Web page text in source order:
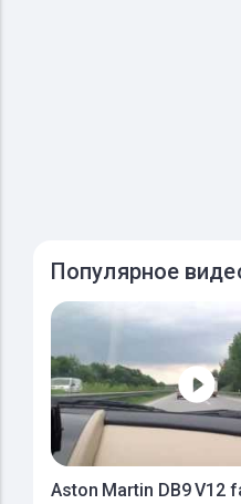
Популярное
Aston Martin DB9 V12